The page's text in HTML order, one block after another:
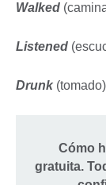
Walked
Listened
Drunk (tomado)
Cómo
gratuita.